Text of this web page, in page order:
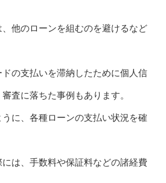
他のローンを組むのを避けるなど
の支払いを滞納したために個人信
査に落ちた事例もあります。
に、各種ローンの支払い状況を確
は、手数料や保証料などの諸経費